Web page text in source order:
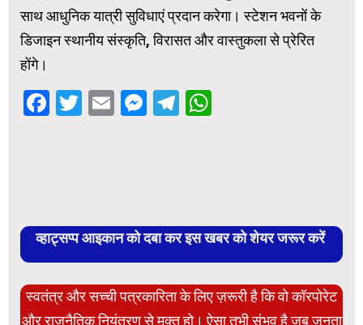
साथ आधुनिक यात्री सुविधाएं प्रदान करेगा। स्टेशन भवनों के
डिजाइन स्थानीय संस्कृति, विरासत और वास्तुकला से प्रेरित
होंगे।
Facebook
Twitter
EmailMessenger
Telegram
व्हाट्सप्प आइकान को दबा कर इस खबर को शेयर जरूर करें
स्वतंत्र और सच्ची पत्रकारिता के लिए ज़रूरी है कि वो कॉरपोरेट
और राजनैतिक नियंत्रण से मुक्त हो। ऐसा तभी संभव है जब जनता